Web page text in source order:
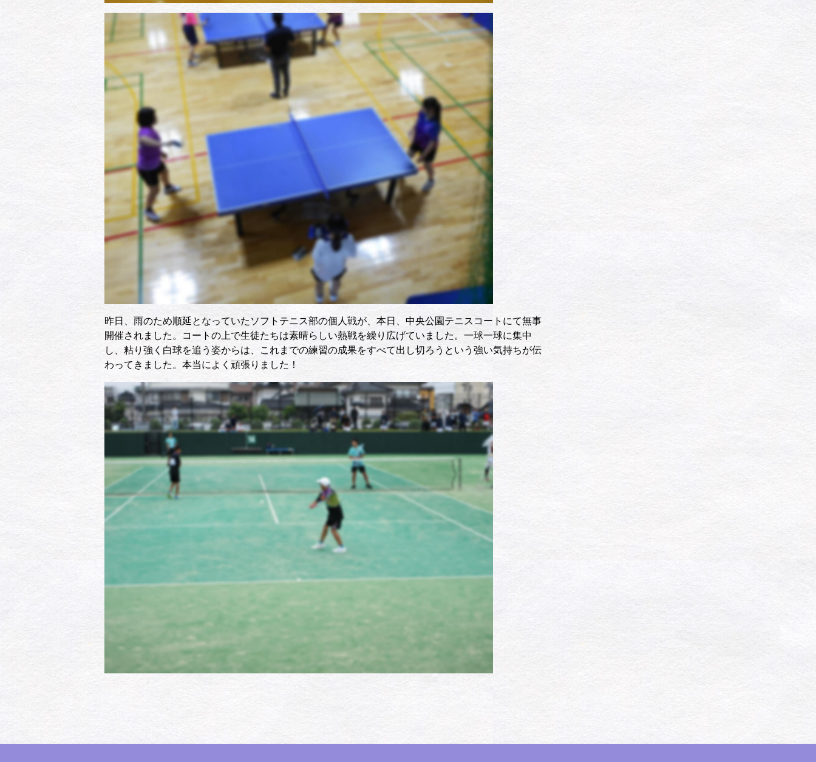
昨日、雨のため順延となっていたソフトテニス部の個人戦が、本日、中央公園テニスコートにて無事
開催されました。コートの上で生徒たちは素晴らしい熱戦を繰り広げていました。一球一球に集中
し、粘り強く白球を追う姿からは、これまでの練習の成果をすべて出し切ろうという強い気持ちが伝
わってきました。本当によく頑張りました！